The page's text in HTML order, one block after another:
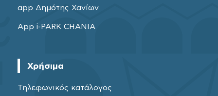
app Δημότης Χανίων
App i-PARK CHANIA
Χρήσιμα
Τηλεφωνικός κατάλογος